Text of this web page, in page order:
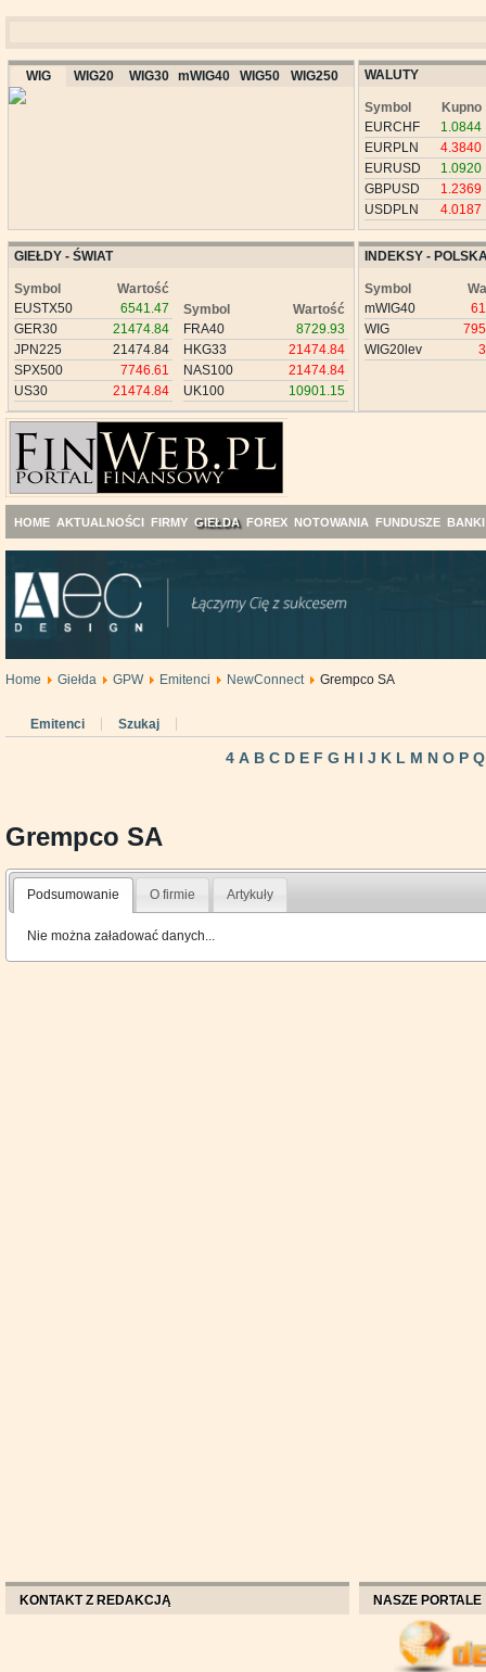
WIG WIG20 WIG30 mWIG40 WIG50 WIG250 WALUTY
Symbol
Kupno
EURCHF
1.0844
EURPLN
4.3840
EURUSD
1.0920
GBPUSD
1.2369
USDPLN
4.0187
GIEŁDY - ŚWIAT
Symbol
Wartość
EUSTX50
6541.47
GER30
21474.84
JPN225
21474.84
SPX500
7746.61
US30
21474.84
Symbol
Wartość
FRA40
8729.93
HKG33
21474.84
NAS100
21474.84
UK100
10901.15
INDEKSY -
Symbol
mWIG40
WIG
WIG20lev
HOME AKTUALNOŚCI FIRMY GIEŁDA FOREX NOTOWANIA FUNDUSZE BANKI
Home Giełda GPW Emitenci NewConnect Grempco SA
Emitenci Szukaj
4 A B C D E F G H I J K L M N O P Q
Grempco SA
Podsumowanie O firmie Artykuły
Nie można załadować danych...
KONTAKT Z REDAKCJĄ NASZE PORTALE